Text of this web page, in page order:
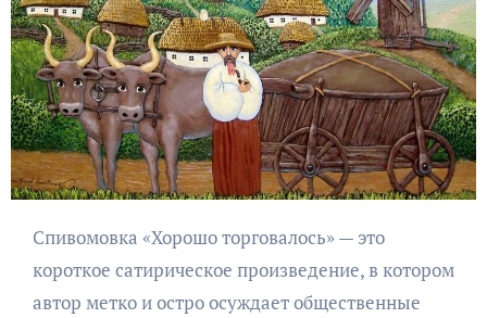
Спивомовка «Хорошо торговалось» — это
короткое сатирическое произведение, в котором
автор метко и остро осуждает общественные